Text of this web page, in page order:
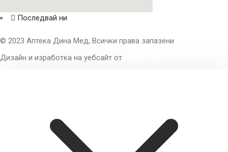
Последвай ни
© 2023 Аптека Дина Мед, Всички права запазени
Дизайн и изработка на уебсайт от